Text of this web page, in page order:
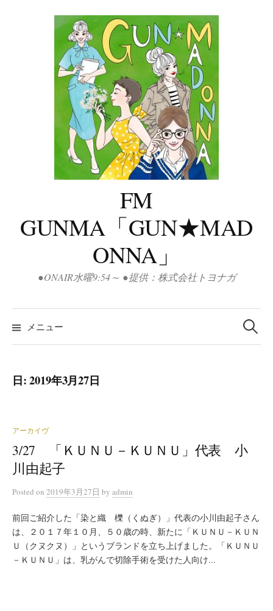
FM
GUNMA「GUN★MAD
ONNA」
●ONAIR水曜9:54～ ●提供：株式会社トヨナガ
メニュー
検
索:
日:2019年3月27日
アーカイヴ
3/27 「ＫＵＮＵ－ＫＵＮＵ」代表 小
川由起子
Posted on 2019年3月27日 by admin
前回ご紹介した「染と織 櫟（くぬぎ）」代表の小川由起子さん
は、２０１７年１０月、５０歳の時、新たに「ＫＵＮＵ－ＫＵＮ
Ｕ（クヌクヌ）」というブランドを立ち上げました。「ＫＵＮＵ
－ＫＵＮＵ」は、乳がんで切除手術を受けた人向け...